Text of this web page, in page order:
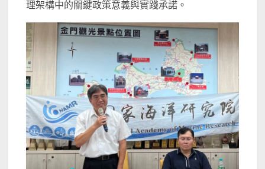
理架構中的關鍵政策意義與實踐承諾。